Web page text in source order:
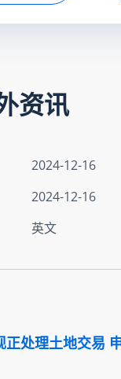
资讯
2024-12-16
2024-12-16
英文
正处理土地交易